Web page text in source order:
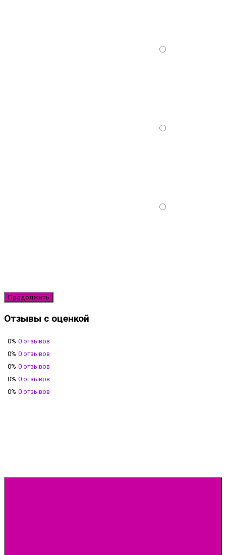
Продолжить
Отзывы с оценкой
0% 0 отзывов
0% 0 отзывов
0% 0 отзывов
0% 0 отзывов
0% 0 отзывов